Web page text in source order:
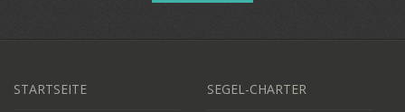
STARTSEITE SEGEL-CHARTER